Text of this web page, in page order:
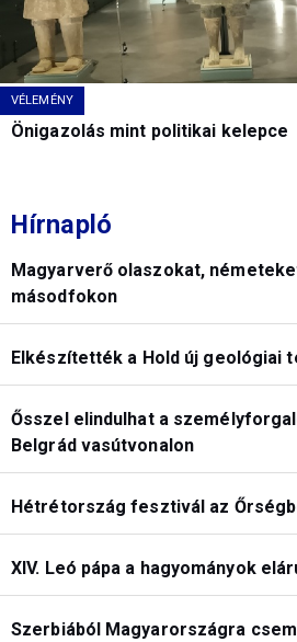
VÉLEMÉNY
Önigazolás mint politikai kelepce
Hírnapló
Magyarverő olaszokat,
másodfokon
Elkészítették a Hold új geológiai
Ősszel elindulhat a
Belgrád vasútvonalon
Hétrétország fesztivál az
XIV. Leó pápa a hagyományok
Szerbiából Magyarországra